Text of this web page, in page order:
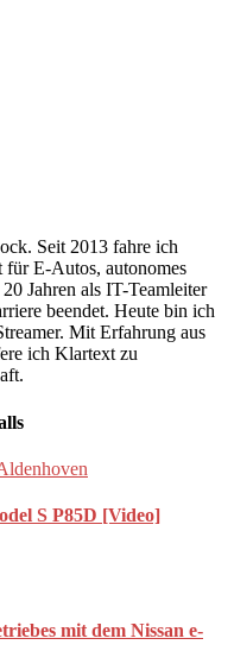
Seit 2013 fahre ich
für E-Autos, autonomes
Jahren als IT-Teamleiter
beendet. Heute bin ich
Mit Erfahrung aus
ich Klartext zu
S P85D [Video]
mit dem Nissan e-